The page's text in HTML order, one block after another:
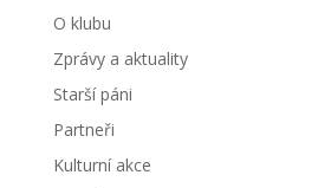
O klubu
Zprávy a aktuality
Starší páni
Partneři
Kulturní akce